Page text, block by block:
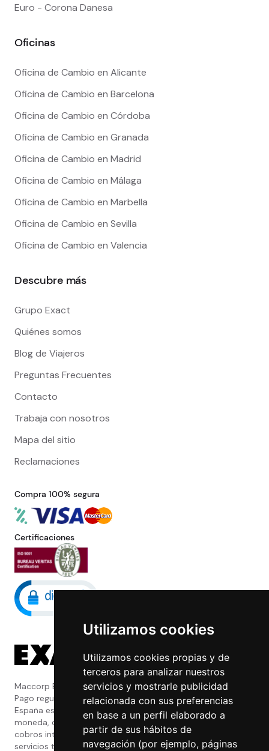
Utilizamos cookies
Utilizamos cookies propias y de
terceros para analizar nuestros
servicios y mostrarle publicidad
relacionada con sus preferencias
en base a un perfil elaborado a
partir de sus hábitos de
navegación (por ejemplo, páginas
Euro - Corona Danesa
Oficinas
Oficina de Cambio en Alicante
Oficina de Cambio en Barcelona
Oficina de Cambio en Córdoba
Oficina de Cambio en Granada
Oficina de Cambio en Madrid
Oficina de Cambio en Málaga
Oficina de Cambio en Marbella
Oficina de Cambio en Sevilla
Oficina de Cambio en Valencia
Descubre más
Grupo Exact
Quiénes somos
Blog de Viajeros
Preguntas Frecuentes
Contacto
Trabaja con nosotros
Mapa del sitio
Reclamaciones
Compra 100% segura
Certificaciones
Maccorp Exact Change es una Entidad de
Pago regulada y con licencia del Banco de
España especializada en cambio de
moneda, divisas, transferencias, pagos y
cobros internacionales que presta estos
servicios tanto a particulares como a